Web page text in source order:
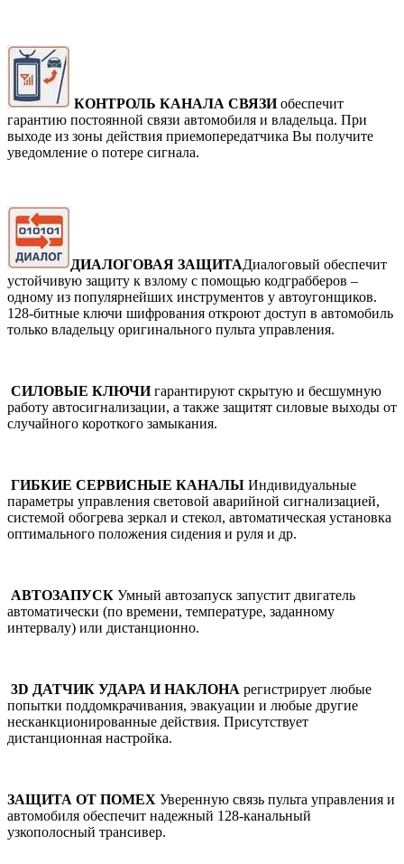
КОНТРОЛЬ КАНАЛА СВЯЗИобеспечит
гарантию постоянной связи автомобиля и владельца. При
выходе из зоны действия приемопередатчика Вы получите
уведомление о потере сигнала.
ДИАЛОГОВАЯ ЗАЩИТАДиалоговый обеспечит
устойчивую защиту к взлому с помощью кодграбберов –
одному из популярнейших инструментов у автоугонщиков.
128-битные ключи шифрования откроют доступ в автомобиль
только владельцу оригинального пульта управления.
СИЛОВЫЕ КЛЮЧИгарантируют скрытую и бесшумную
работу автосигнализации, а также защитят силовые выходы от
случайного короткого замыкания.
ГИБКИЕ СЕРВИСНЫЕ КАНАЛЫ Индивидуальные
параметры управления световой аварийной сигнализацией,
системой обогрева зеркал и стекол, автоматическая установка
оптимального положения сидения и руля и др.
АВТОЗАПУСК Умный автозапуск запустит двигатель
автоматически (по времени, температуре, заданному
интервалу) или дистанционно.
3D ДАТЧИК УДАРА И НАКЛОНА регистрирует любые
попытки поддомкрачивания, эвакуации и любые другие
несканкционированные действия. Присутствует
дистанционная настройка.
ЗАЩИТА ОТ ПОМЕХ Уверенную связь пульта управления и
автомобиля обеспечит надежный 128-канальный
узкополосный трансивер.